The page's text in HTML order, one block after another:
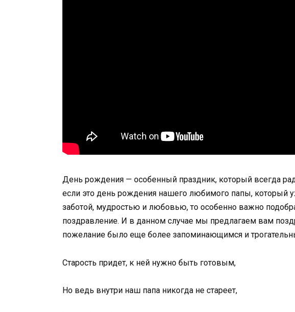
День рождения — особенный праздник, который всегда
если это день рождения нашего любимого папы, который
заботой, мудростью и любовью, то особенно важно
поздравление. И в данном случае мы предлагаем вам
пожелание было еще более запоминающимся и
Старость придет, к ней нужно быть готовым,
Но ведь внутри наш папа никогда не стареет,